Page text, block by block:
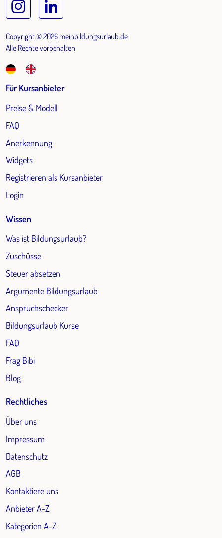
Copyright © 2026 meinbildungsurlaub.de
Alle Rechte vorbehalten
Für Kursanbieter
Preise & Modell
FAQ
Anerkennung
Widgets
Registrieren als Kursanbieter
Login
Wissen
Was ist Bildungsurlaub?
Zuschüsse
Steuer absetzen
Argumente Bildungsurlaub
Anspruchschecker
Bildungsurlaub Kurse
FAQ
Frag Bibi
Blog
Rechtliches
Über uns
Impressum
Datenschutz
AGB
Kontaktiere uns
Anbieter A-Z
Kategorien A-Z